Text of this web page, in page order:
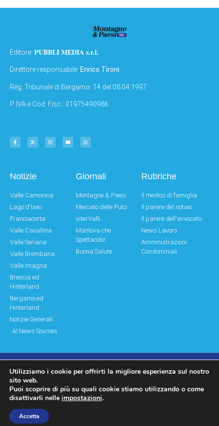
Editore: PUBBLI MEDIA s.r.l.
Direttore responsabile: Enrico Tironi
Reg: Tribunale di Bergamo: 14 del 08.04.1997
P. IVA e Cod. Fisc.: 01975490986
Notizie
Valle Camonica
Lago d'Iseo
Franciacorta
Valle Cavallina
Valle Seriana
Valle Brembana
Valle Imagna
Brescia ed
Hinterland
Bergamo ed
Hinterland
Notizie Generali
AI News Sources
Giornali
Montagne & Paesi
Mercato delle Pulci
interValli
Mantova che
Spettacolo!
Buona Salute
Rubriche
Il medico di famiglia
Il parere del notaio
Il parere dell'avvocato
News Lavoro
Amministrazioni
Condominiali
© Copyright 2011 – 2026 Montagne & Paesi
Log In|Log Out Privacy Policy
Utilizziamo i cookie per offrirti la migliore esperienza sul nostro
sito web.
Puoi scoprire di più su quali cookie stiamo utilizzando o come
disattivarli nelle impostazioni.
Accetta